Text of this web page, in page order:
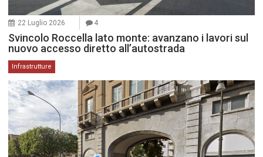
22 Luglio 2026 4
Svincolo Roccella lato monte: avanzano i lavori sul
nuovo accesso diretto all’autostrada
Infrastrutture